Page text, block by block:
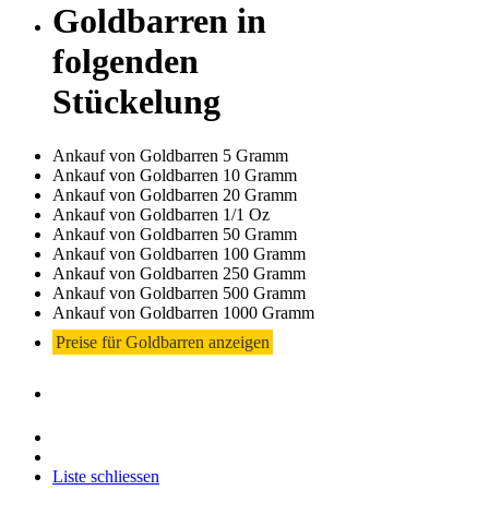
Goldbarren in
folgenden
Stückelung
Ankauf von Goldbarren 5 Gramm
Ankauf von Goldbarren 10 Gramm
Ankauf von Goldbarren 20 Gramm
Ankauf von Goldbarren 1/1 Oz
Ankauf von Goldbarren 50 Gramm
Ankauf von Goldbarren 100 Gramm
Ankauf von Goldbarren 250 Gramm
Ankauf von Goldbarren 500 Gramm
Ankauf von Goldbarren 1000 Gramm
Preise für Goldbarren anzeigen
Liste schliessen